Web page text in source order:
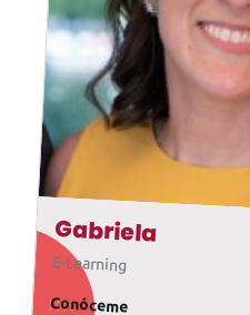
Gabriela
E-Learning
Conóceme